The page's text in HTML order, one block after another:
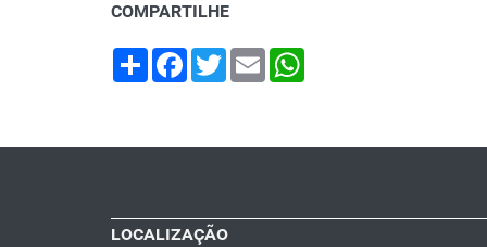
COMPARTILHE
Share Facebook
TwitterEmail
LOCALIZAÇÃO